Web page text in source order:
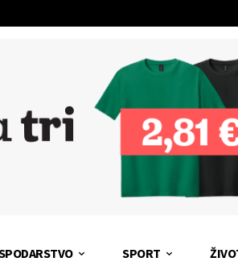
SPORT